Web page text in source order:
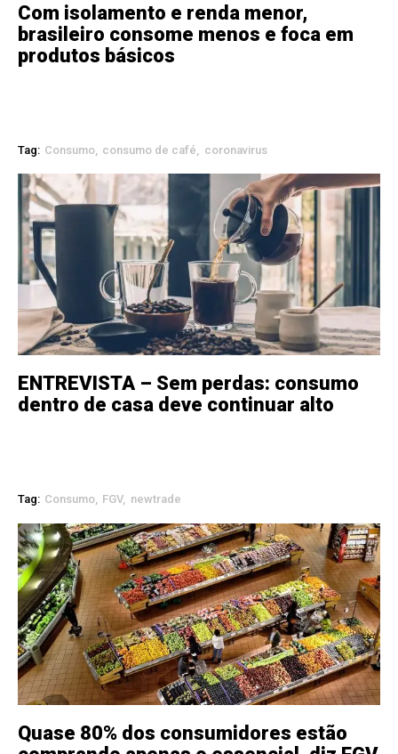
Com isolamento e renda menor,
brasileiro consome menos e foca em
produtos básicos
Tag: Consumo consumo de café coronavirus
ENTREVISTA – Sem perdas: consumo
dentro de casa deve continuar alto
Tag: Consumo FGV newtrade
Quase 80% dos consumidores estão